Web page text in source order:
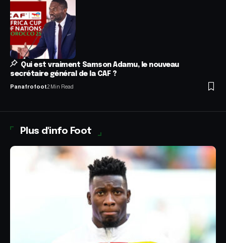
Qui est vraiment Samson Adamu, le nouveau
secrétaire général de la CAF ?
Panafrofoot2 Min Read
Plus d'info Foot